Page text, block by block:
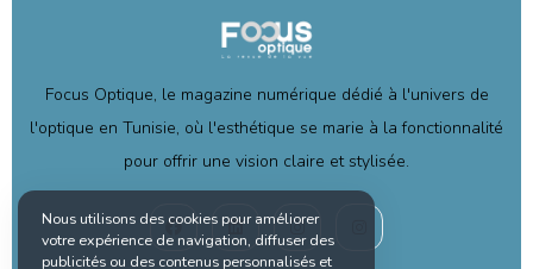
Focus Optique, le magazine numérique dédié à l'univers de
l'optique en Tunisie, où l'esthétique se marie à la fonctionnalité
pour offrir une vision claire et stylisée.
Nous utilisons des cookies pour améliorer
votre expérience de navigation, diffuser des
publicités ou des contenus personnalisés et